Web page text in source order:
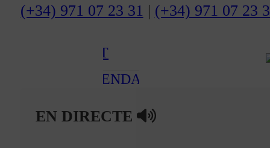
(+34) 971 07 23 31 | (+34) 971 07 23
AMBIENT
AGENDA
EN DIRECTE